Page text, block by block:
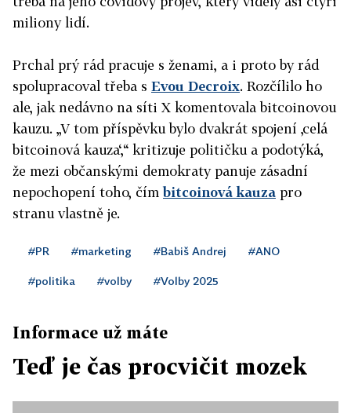
miliony lidí.
Prchal prý rád pracuje s ženami, a i proto by rád
spolupracoval třeba s Evou Decroix. Rozčílilo ho
ale, jak nedávno na síti X komentovala bitcoinovou
kauzu. „V tom příspěvku bylo dvakrát spojení ‚celá
bitcoinová kauza‘,“ kritizuje političku a podotýká,
že mezi občanskými demokraty panuje zásadní
nepochopení toho, čím bitcoinová kauza pro
stranu vlastně je.
#PR #marketing #Babiš Andrej #ANO
#politika #volby #Volby 2025
Informace už máte
Teď je čas procvičit mozek